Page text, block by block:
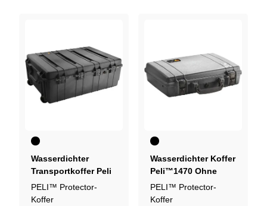
Schwarz
Wasserdichter
Transportkoffer Peli
1730
PELI™ Protector-
Koffer
Schwarz
Wasserdichter Koffer
Peli™1470 Ohne
Schaumstoff
PELI™ Protector-
Koffer